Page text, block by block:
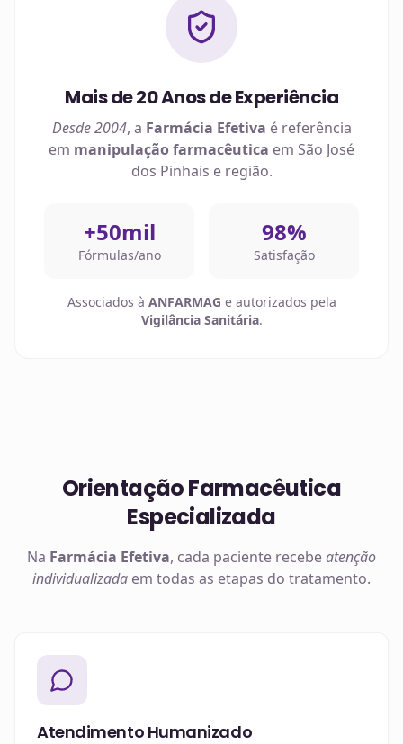
Mais de 20 Anos de Experiência
Desde 2004, a Farmácia Efetiva é referência
em manipulação farmacêutica em São José
dos Pinhais e região.
+50mil
Fórmulas/ano
98%
Satisfação
Associados à ANFARMAG e autorizados pela
Vigilância Sanitária.
Orientação Farmacêutica
Especializada
Na Farmácia Efetiva, cada paciente recebeatenção
individualizada em todas as etapas do tratamento.
Atendimento Humanizado